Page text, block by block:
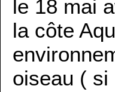
le 18 mai
la côte
oiseau (